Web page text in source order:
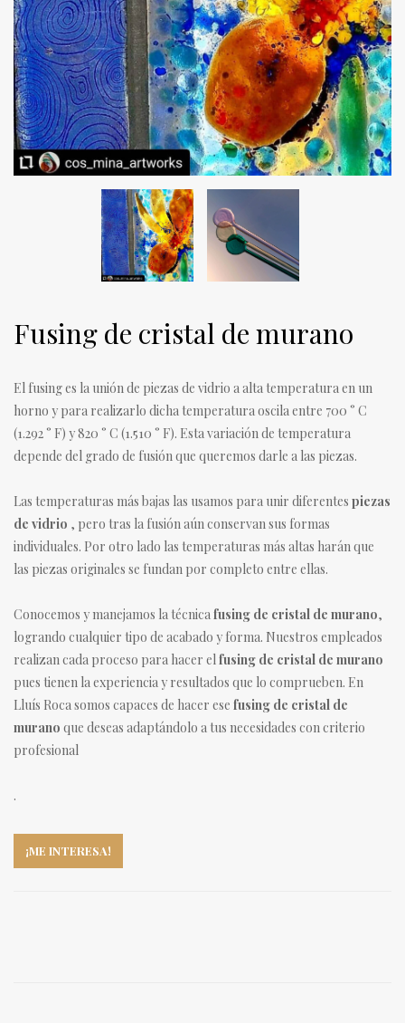
Fusing de cristal de murano
El fusing es la unión de piezas de vidrio a alta temperatura en un
horno y para realizarlo dicha temperatura oscila entre 700 ° C
(1.292 ° F) y 820 ° C (1.510 ° F). Esta variación de temperatura
depende del grado de fusión que queremos darle a las piezas.
Las temperaturas más bajas las usamos para unir diferentes piezas
de vidrio , pero tras la fusión aún conservan sus formas
individuales. Por otro lado las temperaturas más altas harán que
las piezas originales se fundan por completo entre ellas.
Conocemos y manejamos la técnicafusing de cristal de murano,
logrando cualquier tipo de acabado y forma. Nuestros empleados
realizan cada proceso para hacer elfusing de cristal de murano
pues tienen la experiencia y resultados que lo comprueben. En
Lluís Roca somos capaces de hacer ese fusing de cristal de
murano que deseas adaptándolo a tus necesidades con criterio
profesional
.
¡ME INTERESA!